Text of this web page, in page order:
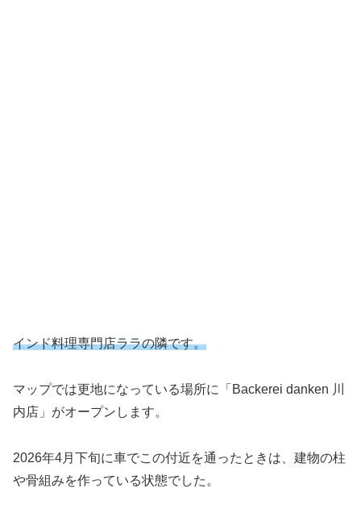
インド料理専門店ララの隣です。
マップでは更地になっている場所に「Backerei danken 川
内店」がオープンします。
2026年4月下旬に車でこの付近を通ったときは、建物の柱
や骨組みを作っている状態でした。